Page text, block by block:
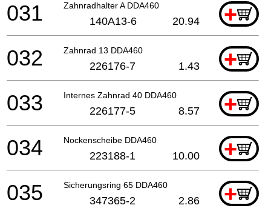
Zahnradhalter A DDA460 +
031 140A13-6 20.94
Zahnrad 13 DDA460 +
032 226176-7 1.43
Internes Zahnrad 40 DDA460 +
033 226177-5 8.57
Nockenscheibe DDA460 +
034 223188-1 10.00
Sicherungsring 65 DDA460 +
035 347365-2 2.86